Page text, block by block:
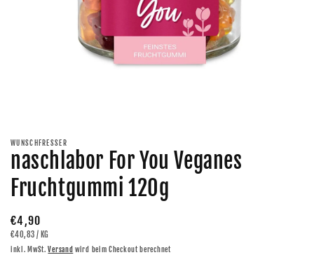
Modal
WUNSCHFRESSER
naschlabor For You Veganes
Fruchtgummi 120g
Normaler
Preis
€4,90
GRUNDPREIS
€40,83 / PRO
KG
inkl. MwSt.Versand wird beim Checkout berechnet